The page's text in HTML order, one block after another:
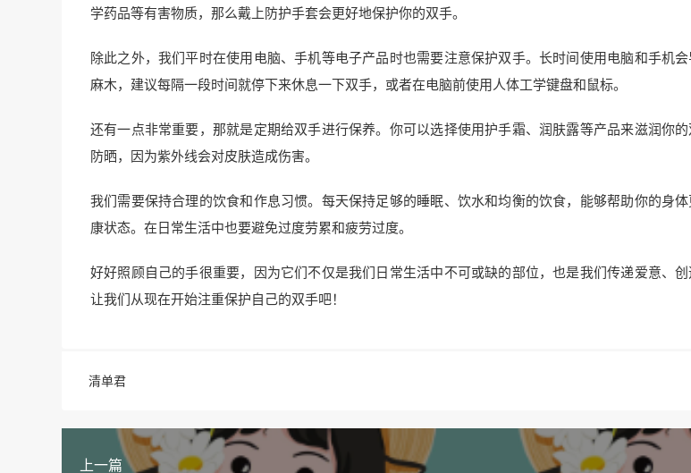
学药品等有害物质，那么戴上防护手套会更好地保护你的双手。
除此之外，我们平时在使用电脑、手机等电子产品时也需要注意保护双手。长时间使用电脑和手机
麻木，建议每隔一段时间就停下来休息一下双手，或者在电脑前使用人体工学键盘和鼠标。
还有一点非常重要，那就是定期给双手进行保养。你可以选择使用护手霜、润肤露等产品来滋润你
防晒，因为紫外线会对皮肤造成伤害。
我们需要保持合理的饮食和作息习惯。每天保持足够的睡眠、饮水和均衡的饮食，能够帮助你的身
康状态。在日常生活中也要避免过度劳累和疲劳过度。
好好照顾自己的手很重要，因为它们不仅是我们日常生活中不可或缺的部位，也是我们传递爱意、
让我们从现在开始注重保护自己的双手吧！
清单君
上一篇